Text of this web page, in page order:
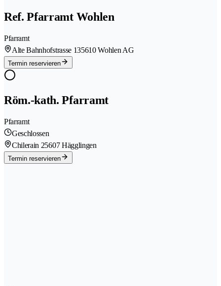
Ref. Pfarramt Wohlen
Pfarramt
Alte Bahnhofstrasse 135610 Wohlen AG
Termin reservieren
Röm.-kath. Pfarramt
Pfarramt
Geschlossen
Chilerain 25607 Hägglingen
Termin reservieren